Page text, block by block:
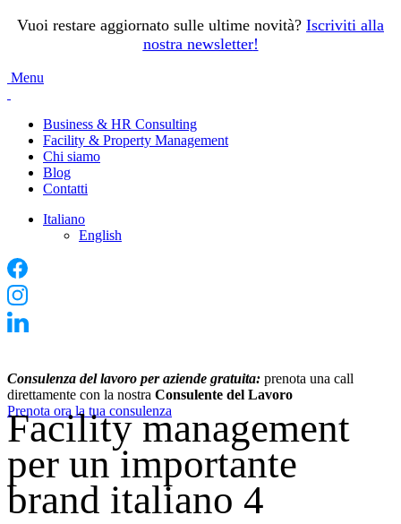
Vuoi restare aggiornato sulle ultime novità? Iscriviti alla
nostra newsletter!
Menu
Business & HR Consulting
Facility & Property Management
Chi siamo
Blog
Contatti
Italiano
English
Consulenza del lavoro per aziende gratuita: prenota una call
direttamente con la nostra Consulente del Lavoro
Prenota ora la tua consulenza
Facility management
per un importante
brand italiano 4